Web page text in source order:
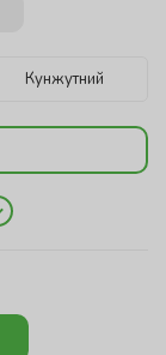
Кунжутний